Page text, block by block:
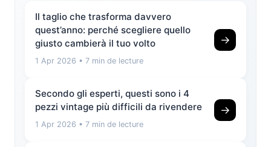
Il taglio che trasforma davvero
quest’anno: perché scegliere quello
giusto cambierà il tuo volto
1 Apr 2026 • 7 min de lecture
→
Secondo gli esperti, questi sono i 4
pezzi vintage più difficili da rivendere
1 Apr 2026 • 7 min de lecture
→